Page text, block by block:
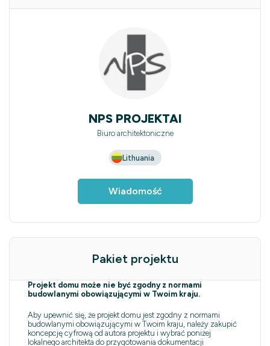
NPS PROJEKTAI
Biuro architektoniczne
Lithuania
Wiadomość
Pakiet projektu
Projekt domu może nie być zgodny z normami
budowlanymi obowiązującymi w Twoim kraju.
Aby upewnić się, że projekt domu jest zgodny z normami
budowlanymi obowiązującymi w Twoim kraju, należy zakupić
koncepcję cyfrową od autora projektu i wybrać poniżej
lokalnego architekta do przygotowania dokumentacji